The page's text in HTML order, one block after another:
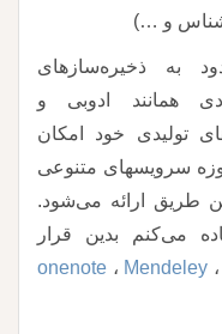
و …)
به ذخیره‌سازهای
همانند ادوبی و
تولیدی خود امکان
سرویسهای متنوعی
طریق ارائه می‌شود.
می‌کنم بدین قرار
onenote ، Mendeley ،